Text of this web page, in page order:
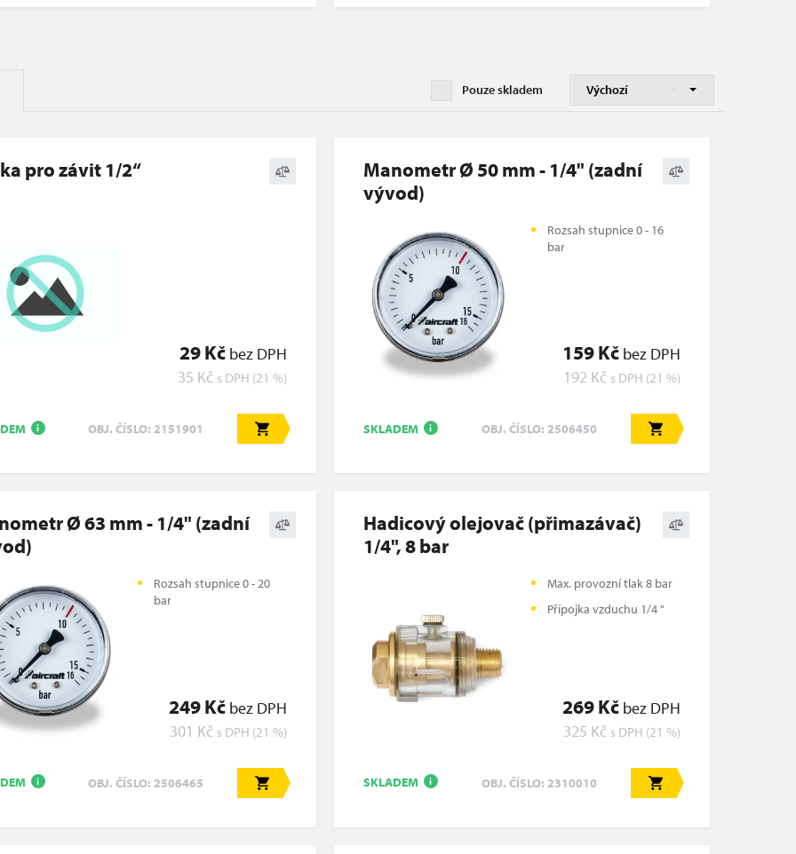
Pouze skladem
pro závit 1/2“
29 Kč bez DPH
35 Kč s DPH (21 %)
i OBJ. ČÍSLO: 2151901
Manometr Ø 50 mm - 1/4" (zadní
vývod)
Rozsah stupnice 0 - 16
bar
159 Kč bez DPH
192 Kč s DPH (21 %)
SKLADEM i OBJ. ČÍSLO: 2506450
Ø 63 mm - 1/4" (zadní
Rozsah stupnice 0 - 20
bar
249 Kč bez DPH
301 Kč s DPH (21 %)
i OBJ. ČÍSLO: 2506465
Hadicový olejovač (přimazávač)
1/4", 8 bar
Max. provozní tlak 8 bar
Přípojka vzduchu 1/4 "
269 Kč bez DPH
325 Kč s DPH (21 %)
SKLADEM i OBJ. ČÍSLO: 2310010